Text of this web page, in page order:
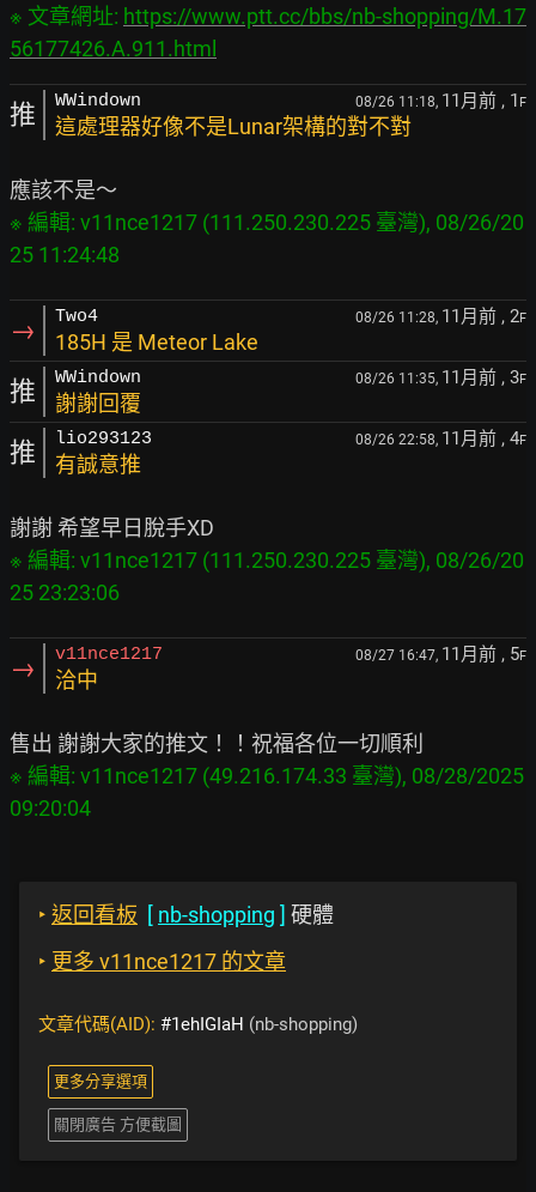
※ 文章網址: https://www.ptt.cc/bbs/nb-shopping/M.17
56177426.A.911.html
推 WWindown 08/26 11:18, 11月前 , 1 F
這處理器好像不是Lunar架構的對不對
※ 編輯: v11nce1217 (111.250.230.225 臺灣), 08/26/20
→ Two4 08/26 11:28, 11月前 , 2F
185H 是 Meteor Lake
推 WWindown 08/26 11:35, 11月前 , 3F
謝謝回覆
推 lio293123 08/26 22:58, 11月前 , 4F
有誠意推
※ 編輯: v11nce1217 (111.250.230.225 臺灣), 08/26/20
→ v11nce1217 08/27 16:47, 11月前 , 5F
洽中
※ 編輯: v11nce1217 (49.216.174.33 臺灣), 08/28/2025
‣ 返回看板 [ nb-shopping ] 硬體
‣ 更多 v11nce1217 的文章
文章代碼(AID): #1ehIGIaH (nb-shopping)
更多分享選項
關閉廣告 方便截圖